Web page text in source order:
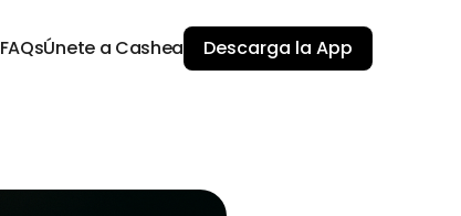
FAQsÚnete a Cashea Descarga la App